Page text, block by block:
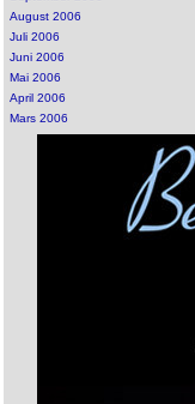
August 2006
Juli 2006
Juni 2006
Mai 2006
April 2006
Mars 2006